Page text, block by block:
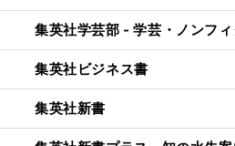
集英社学芸部 - 学芸・ノンフ
集英社ビジネス書
集英社新書